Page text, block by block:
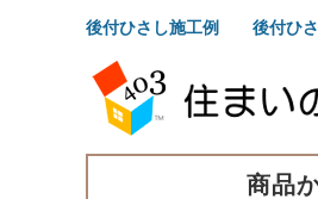
後付ひさし施工例 後付ひさ
商品